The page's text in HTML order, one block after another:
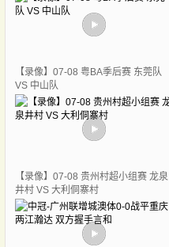
【录像】07-08 粤BA季后赛 东莞队
VS 中山队
【录像】07-08 贵州村超小组赛 龙泉
井村 VS 大利侗寨村